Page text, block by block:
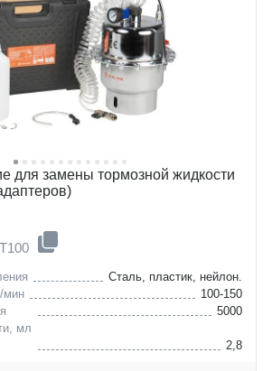
для замены тормозной жидкости
Сталь, пластик, нейлон.
мин
100-150
мл
5000
2,8